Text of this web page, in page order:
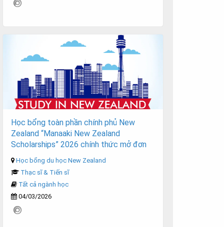
Học bổng toàn phần chính phủ New
Zealand “Manaaki New Zealand
Scholarships” 2026 chính thức mở đơn
Học bổng du học New Zealand
Thạc sĩ & Tiến sĩ
Tất cả ngành học
04/03/2026